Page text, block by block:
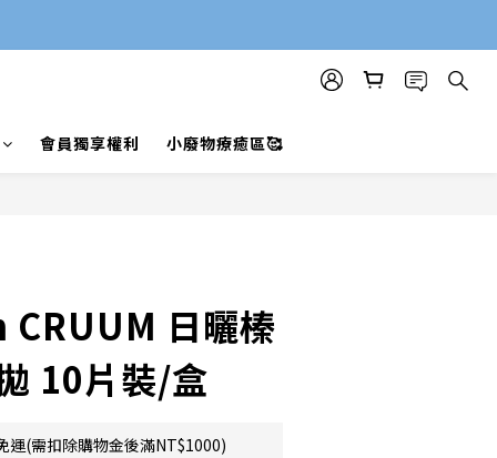
會員獨享權利 小廢物療癒區🥰
日曬榛
10片裝/盒
運(需扣除購物金後滿NT$1000)